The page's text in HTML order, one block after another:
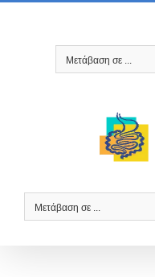
Μετάβαση
Μετάβαση σε ...
Μετάβαση σε ...